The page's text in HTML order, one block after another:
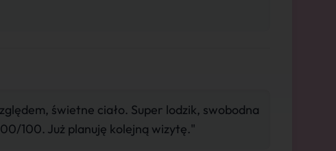
świetne ciało. Super lodzik, swobodna
100. Już planuję kolejną wizytę."